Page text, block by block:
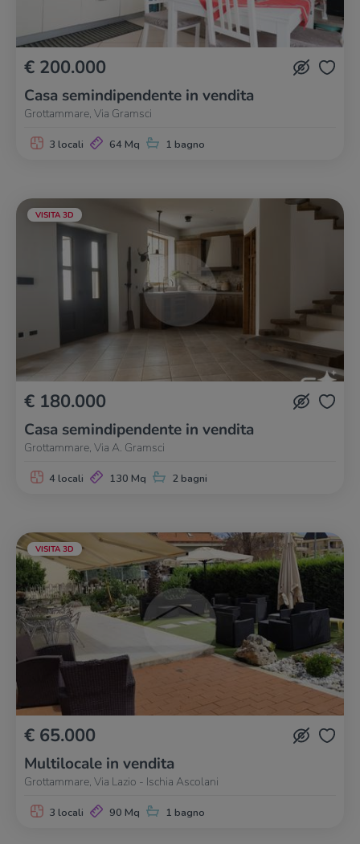
€ 200.000
Casa semindipendente in vendita
Grottammare, Via Gramsci
3 locali 64 Mq 1 bagno
VISITA 3D
€ 180.000
Casa semindipendente in vendita
Grottammare, Via A. Gramsci
4 locali 130 Mq 2 bagni
VISITA 3D
€ 65.000
Multilocale in vendita
Grottammare, Via Lazio - Ischia Ascolani
3 locali 90 Mq 1 bagno